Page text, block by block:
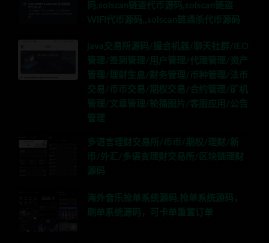
码,solscan链盗代币源码,solscan链盗
WIFI代币源码,,solscan链通杀代币源码
java交易所源码/撮合机器/聊天社群/IEO
管理/签到管理/用户管理/代理管理/资产
管理/理财生息/财务管理/币种管理/法币
交易/币币交易/期权交易/合约管理/矿机
管理/文章管理/轮播图片/客服应用/公告
管理
多语言理财交易所/币币/期权/理财/新
币/外汇/多语言理财交易所/区块链理财
源码
海外音乐抢单系统源码,抢单系统源码，
刷单系统源码，可卡单重置订单